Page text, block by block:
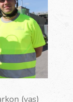
(vas)